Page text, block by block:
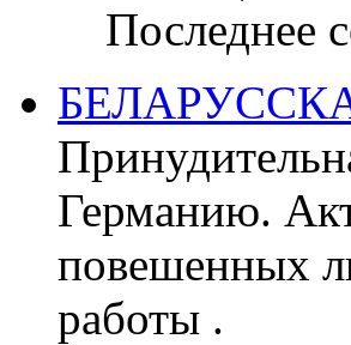
Последнее
Германию.
повешенных
работы .